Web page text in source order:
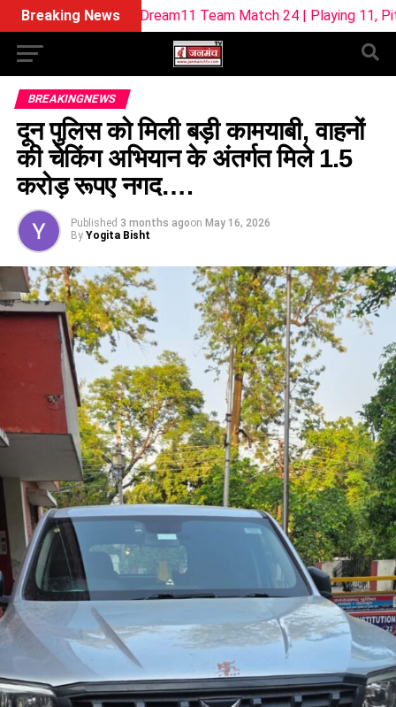
Breaking News
W Dream11 Team Match 24 | Playing 11, Pitch Report &
BREAKINGNEWS
दून पुलिस को मिली बड़ी कामयाबी, वाहनों
की चेकिंग अभियान के अंतर्गत मिले 1.5
करोड़ रूपए नगद….
Published 3 months agoon May 16, 2026
By Yogita Bisht